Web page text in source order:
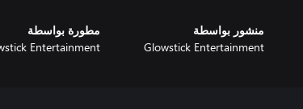
منشور بواسطة
Glowstick Entertainment
مطورة بواسطة
Entertainment